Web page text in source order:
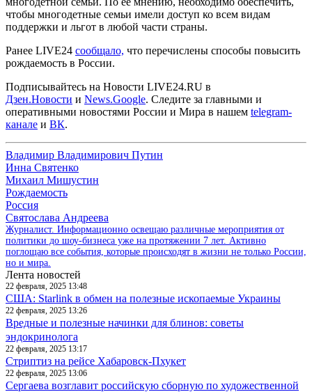
чтобы многодетные семьи имели доступ ко всем видам
поддержки и льгот в любой части страны.
Ранее LIVE24 сообщало, что перечислены способы повысить
рождаемость в России.
Подписывайтесь на Новости LIVE24.RU в
Дзен.Новости и News.Google. Следите за главными и
оперативными новостями России и Мира в нашем telegram-
канале и ВК.
Владимир Владимирович Путин
Инна Святенко
Михаил Мишустин
Рождаемость
Россия
Святослава Андреева
Журналист. Информационно освещаю различные мероприятия от
политики до шоу-бизнеса уже на протяжении 7 лет. Активно
поглощаю все события, которые происходят в жизни не только России,
но и мира.
Лента новостей
22 февраля, 2025 13:48
США: Starlink в обмен на полезные ископаемые Украины
22 февраля, 2025 13:26
Вредные и полезные начинки для блинов: советы
эндокринолога
22 февраля, 2025 13:17
Стриптиз на рейсе Хабаровск-Пхукет
22 февраля, 2025 13:06
Сергаева возглавит российскую сборную по художественной